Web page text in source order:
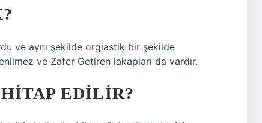
ve aynı şekilde orgiastik bir şekilde
ve Zafer Getiren lakapları da vardır.
EDILIR?